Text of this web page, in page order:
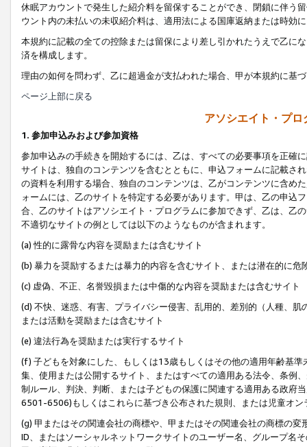
休眠アカウントで発生した紹介料を留保することができ、閉鎖に伴う
ウント内の未払いの未収紹介料は、適用法による国庫返納または時効
本規約に記載の全ての控除または留保により差し引かれたうえで乙に
済を構成します。
理由の如何を問わず、乙に超過金が支払われた場合、甲が本規約に基
ページ上部に戻る
アソシエイト・プ
1. 参加申込みおよび参加資格
参加申込みの手続きを開始するには、乙は、すべての必要事項を正確
サイトは、独自のコンテンツを含むとともに、申込フォームに記載さ
の資料を利用する場合、独自のコンテンツは、乙がコンテンツに含め
ォームには、乙のサイトを特定する必要があります。甲は、乙の申込
合、乙のサイトはアソシエイト・プログラムに参加できず、乙は、乙
不適切なサイトの例としては以下のようなものが含まれます。
(a) 性的に露骨な内容を奨励または含むサイト
(b) 暴力を奨励するまたは暴力的内容を含むサイト、または潜在的に
(c) 虚偽、不正、名誉毀損または中傷的な内容を奨励または含むサイト
(d) 不快、迷惑、有害、プライバシー侵害、乱用的、差別的（人種、
または活動を奨励または含むサイト
(e) 違法行為を奨励または実行するサイト
(f) 子どもを対象にした、もしくは13歳もしくはその他の適用年齢基
集、使用または公開するサイト、またはすべての適用ある法令、条例
制ルール、判決、判断、または子どもの保護に関連する適用ある政府
6501-6506)もしくはこれらに基づき公布された規則、または児童オン
(g) 甲またはその関連会社の商標や、甲またはその関連会社の商標の
ID、またはソーシャルネットワークサイトのユーザー名、グループ名